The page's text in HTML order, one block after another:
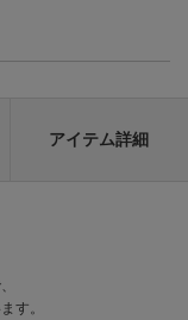
アイテム詳細
す。